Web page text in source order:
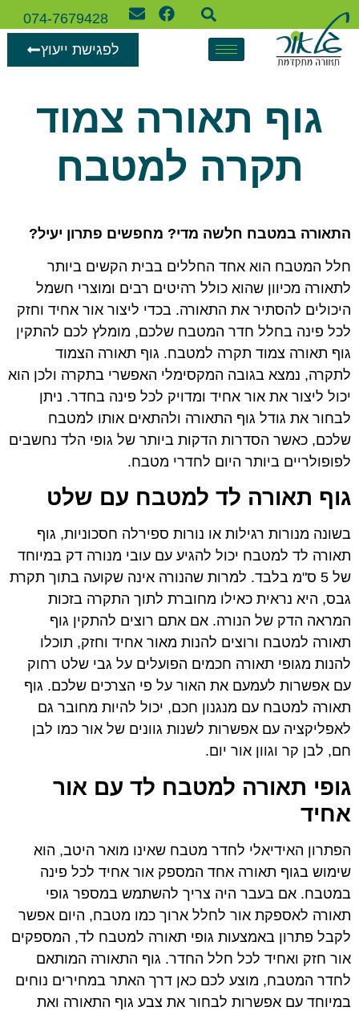
074-7679428
לפגישת ייעוץ
גוף תאורה צמוד
תקרה למטבח
התאורה במטבח חלשה מדי? מחפשים פתרון יעיל?
חלל המטבח הוא אחד החללים בבית הקשים ביותר
לתאורה מכיוון שהוא כולל רהיטים רבים ומוצרי חשמל
היכולים להסתיר את התאורה. בכדי ליצור אור אחיד וחזק
לכל פינה בחלל חדר המטבח שלכם, מומלץ לכם להתקין
גוף תאורה צמוד תקרה למטבח. גוף תאורה הצמוד
לתקרה, נמצא בגובה המקסימלי האפשרי בתקרה ולכן הוא
יכול ליצור את אור אחיד ומדויק לכל פינה בחדר. ניתן
לבחור את גודל גוף התאורה ולהתאים אותו למטבח
שלכם, כאשר הסדרות הדקות ביותר של גופי הלד נחשבים
לפופולריים ביותר היום לחדרי מטבח.
גוף תאורה לד למטבח עם שלט
בשונה מנורות רגילות או נורות ספירלה חסכוניות, גוף
תאורה לד למטבח יכול להגיע עם עובי מנורה דק במיוחד
של 5 ס"מ בלבד. למרות שהנורה אינה שקועה בתוך תקרת
גבס, היא נראית כאילו מחוברת לתוך התקרה בזכות
המראה הדק של הנורה. אם אתם רוצים להתקין גוף
תאורה למטבח ורוצים להנות מאור אחיד וחזק, תוכלו
להנות מגופי תאורה חכמים הפועלים על גבי שלט רחוק
עם אפשרות לעמעם את האור על פי הצרכים שלכם. גוף
תאורה למטבח עם מנגנון חכם, יכול להיות מחובר גם
לאפליקציה עם אפשרות לשנות גוונים של אור כמו לבן
חם, לבן קר וגוון אור יום.
גופי תאורה למטבח לד עם אור
אחיד
הפתרון האידיאלי לחדר מטבח שאינו מואר היטב, הוא
שימוש בגוף תאורה אחד המספק אור אחיד לכל פינה
במטבח. אם בעבר היה צריך להשתמש במספר גופי
תאורה לאספקת אור לחלל ארוך כמו מטבח, היום אפשר
לקבל פתרון באמצעות גופי תאורה למטבח לד, המספקים
אור חזק ואחיד לכל חלל החדר. גוף התאורה המותאם
לחדר המטבח, מוצע לכם כאן דרך האתר במחירים נוחים
במיוחד עם אפשרות לבחור את צבע גוף התאורה ואת